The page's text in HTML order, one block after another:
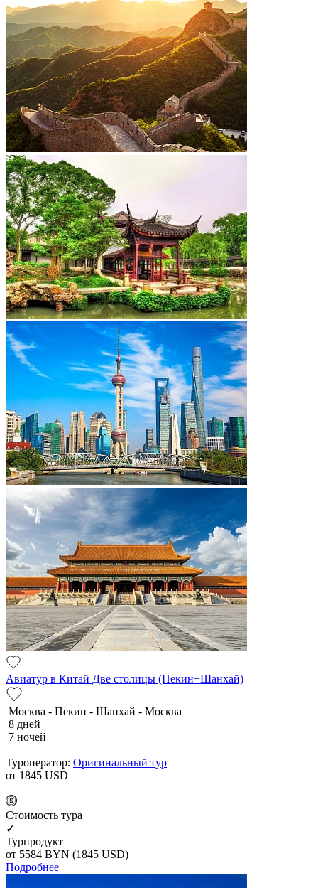
Авиатур в Китай Две столицы (Пекин+Шанхай)
Москва - Пекин - Шанхай - Москва
8 дней
7 ночей
Туроператор: Оригинальный тур
от 1845 USD
Cтоимость тура
✓
Турпродукт
от 5584 BYN (1845 USD)
Подробнее